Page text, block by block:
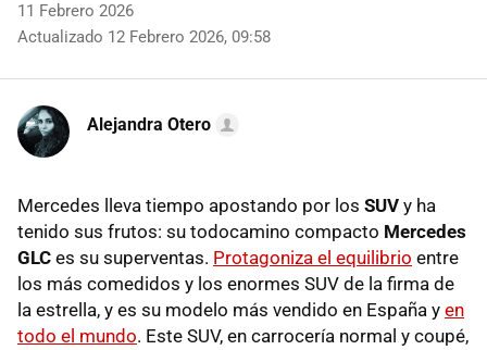
11 Febrero 2026
Actualizado 12 Febrero 2026, 09:58
Alejandra Otero
Mercedes lleva tiempo apostando por los SUV y ha
tenido sus frutos: su todocamino compacto Mercedes
GLC es su superventas. Protagoniza el equilibrio entre
los más comedidos y los enormes SUV de la firma de
la estrella, y es su modelo más vendido en España y en
todo el mundo. Este SUV, en carrocería normal y coupé,